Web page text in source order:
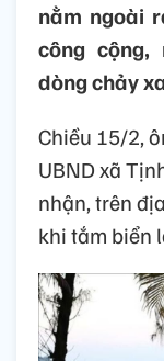
nằm ngoài
công cộng,
dòng chảy
Chiều 15/2,
UBND xã
nhận, trên
khi tắm biển